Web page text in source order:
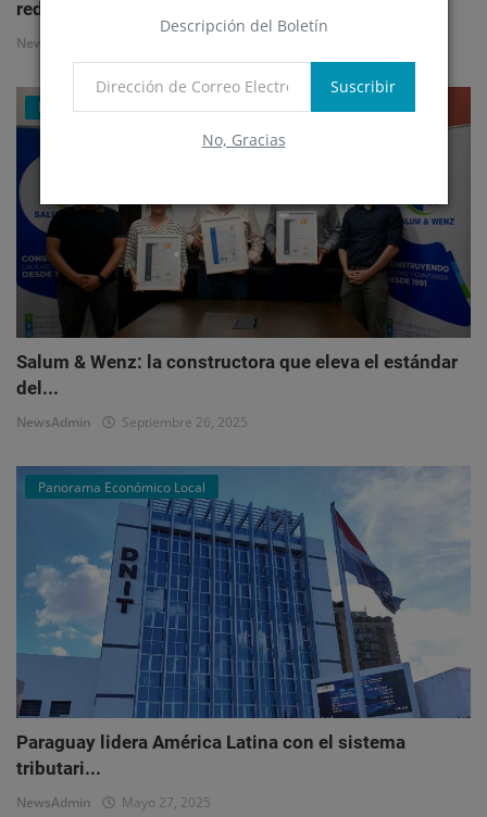
Descripción del Boletín
Suscribir
No, Gracias
redefi...
NewsAdmin
Mercado Inmobiliario Empresarial
Salum & Wenz: la constructora que eleva el estándar
del...
NewsAdmin Septiembre 26, 2025
Panorama Económico Local
Paraguay lidera América Latina con el sistema
tributari...
NewsAdmin Mayo 27, 2025